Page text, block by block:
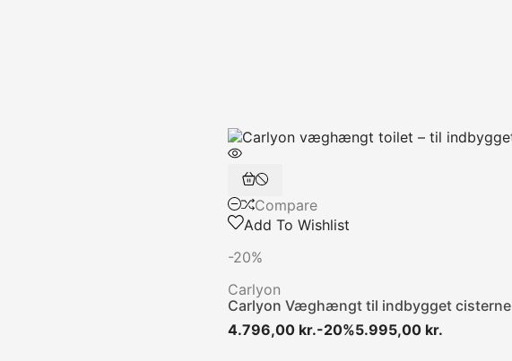
Compare
Add To Wishlist
-20%
Carlyon
Carlyon Væghængt til indbygget cisterne
4.796,00 kr.-20%5.995,00 kr.